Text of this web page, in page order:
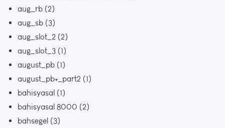
aug_rb (2)
aug_sb (3)
aug_slot_2 (2)
aug_slot_3 (1)
august_pb (1)
august_pb+_part2 (1)
bahisyasal (1)
bahisyasal 8000 (2)
bahsegel (3)